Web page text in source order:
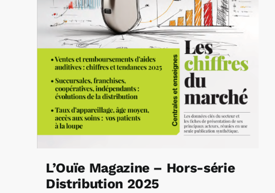
L’Ouïe Magazine – Hors-série
Distribution 2025